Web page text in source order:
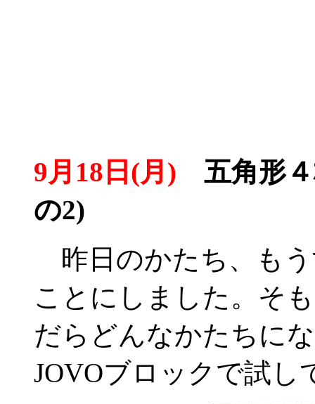
9月18日(月) 五角形４
の2)
昨日のかたち、も
ことにしました。そ
だらどんなかたちに
JOVOブロックで試し